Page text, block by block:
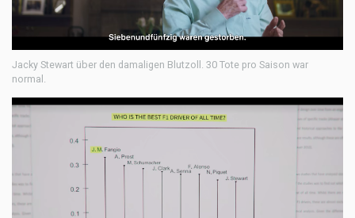
Jacky Stewart über den damaligen Blutzoll. 30 Tote pro Saison war
normal.